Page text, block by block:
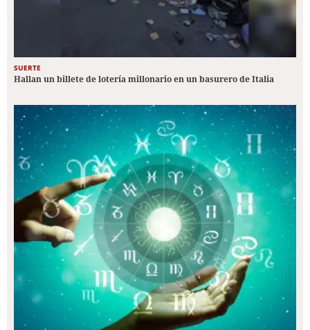
SUERTE
Hallan un billete de lotería millonario en un basurero de Italia